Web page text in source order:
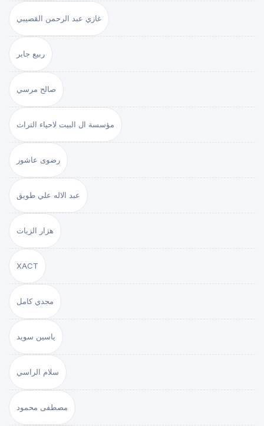
غازي عبد الرحمن القصيبي
ربيع جابر
صالح مرسي
مؤسسة ال البيت لاحياء التراث
رضوى عاشور
عبد الاله علي طويق
هزار الزيات
XACT
مجدي كامل
ياسين سويد
سلام الراسي
مصطفى محمود